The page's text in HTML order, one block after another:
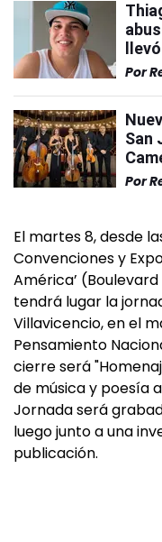
Por
San
Por
El martes 8, desde
Convenciones y
América’
tendrá lugar la
Villavicencio, en el
Pensamiento
cierre será
de música y poesía
Jornada será
luego junto a una
publicación.